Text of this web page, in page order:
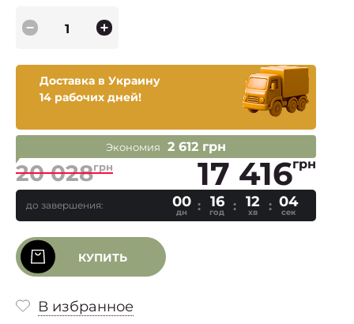
Доставка в Украину
14 рабочих дней!
Экономия 2 612 грн
20 028грн 17 416грн
до завершения: 00
дн
16
год
12
хв
03
сек
КУПИТЬ
В избранное